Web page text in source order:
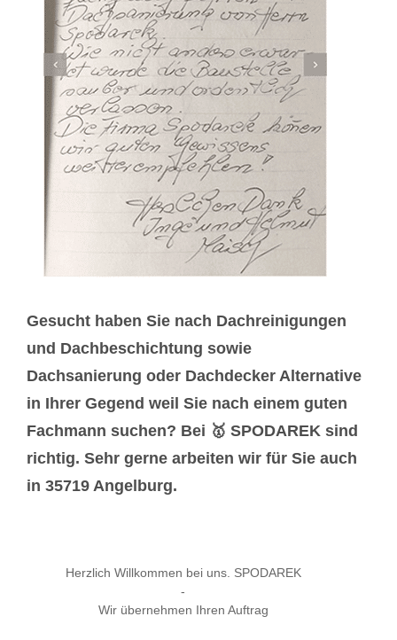
Gesucht haben Sie nach Dachreinigungen
und Dachbeschichtung sowie
Dachsanierung oder Dachdecker Alternative
in Ihrer Gegend weil Sie nach einem guten
Fachmann suchen? Bei 🥇 SPODAREK sind
richtig. Sehr gerne arbeiten wir für Sie auch
in 35719 Angelburg.
Herzlich Willkommen bei uns. SPODAREK
-
Wir übernehmen Ihren Auftrag